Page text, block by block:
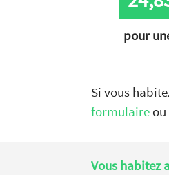
pour
Si vous
formulaire
Vous habitez